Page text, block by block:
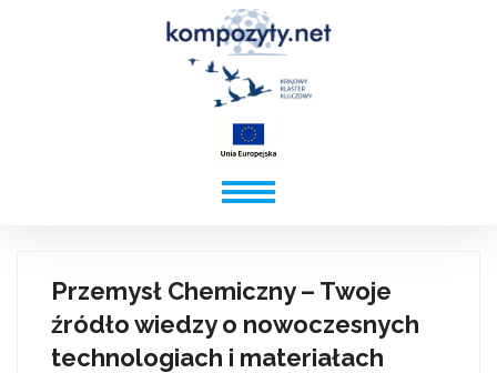
Przemysł Chemiczny – Twoje
źródło wiedzy o nowoczesnych
technologiach i materiałach